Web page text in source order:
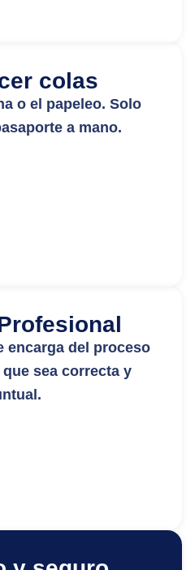
colas
o el papeleo. Solo
a mano.
encarga del proceso
sea correcta y